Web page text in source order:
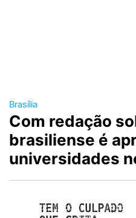
Brasília
Com redação
brasiliense é
universidades